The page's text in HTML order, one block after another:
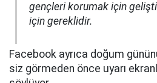
gençleri korumak için
için gereklidir.
Facebook ayrıca doğum
siz görmeden önce uyarı